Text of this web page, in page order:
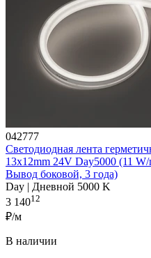
042777
Светодиодная лента
13x12mm 24V Day5000 (11
Вывод боковой, 3 года)
Day | Дневной 5000 K
3 14012
₽/м
В наличии